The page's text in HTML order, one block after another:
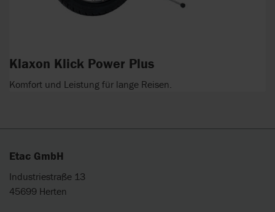
Klaxon Klick Power Plus
Komfort und Leistung für lange Reisen.
Etac GmbH
Industriestraße 13
45699 Herten